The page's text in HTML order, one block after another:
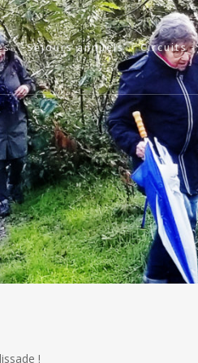
Séjours annuels Circuits
!